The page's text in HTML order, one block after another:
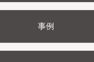
事例